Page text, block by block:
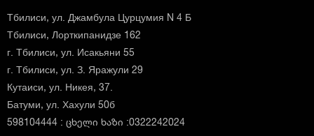
Тбилиси, ул. Джамбула Цурцумия N 4 Б
Тбилиси, Лорткипанидзе 162
г. Тбилиси, ул. Исакьяни 55
г. Тбилиси, ул. З. Яражули 29
Кутаиси, ул. Никея, 37.
Батуми, ул. Хахули 50б
598104444 : ცხელი ხაზი :0322242024